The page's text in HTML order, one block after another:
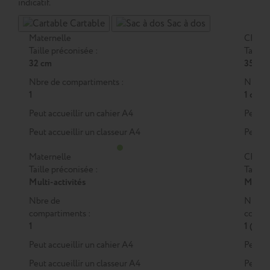
Cartable Sac à dos
Maternelle
Taille préconisée :
32 cm
Nbre de compartiments :
1
Peut accueillir un cahier A4
Peut accueillir un classeur A4
CP
Taille
35 cm
Nbre
1 ou 2
Peut
Peut
Maternelle
Taille préconisée :
Multi-activités
Nbre de
compartiments :
1
Peut accueillir un cahier A4
Peut accueillir un classeur A4
CP
Taille
M
Nbre
1 (M)
Peut
Peut